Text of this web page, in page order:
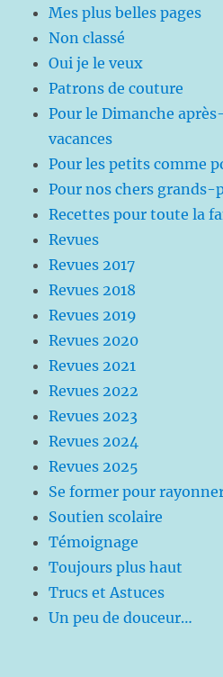
Mes plus belles pages
Non classé
Oui je le veux
Patrons de couture
Pour le Dimanche
vacances
Pour les petits comme
Pour nos chers grands-
Recettes pour toute la
Revues
Revues 2017
Revues 2018
Revues 2019
Revues 2020
Revues 2021
Revues 2022
Revues 2023
Revues 2024
Revues 2025
Se former pour
Soutien scolaire
Témoignage
Toujours plus haut
Trucs et Astuces
Un peu de douceur…